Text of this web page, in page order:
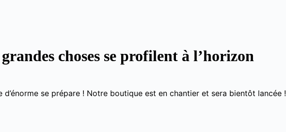
choses se profilent à l’horizon
d’énorme se prépare ! Notre boutique est en chantier et sera bientôt lancée !